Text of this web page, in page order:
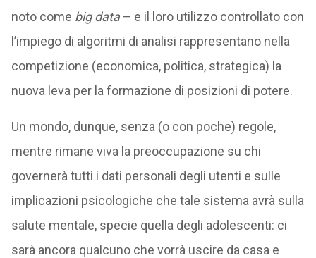
noto come big data– e il loro utilizzo controllato con
l’impiego di algoritmi di analisi rappresentano nella
competizione (economica, politica, strategica) la
nuova leva per la formazione di posizioni di potere.
Un mondo, dunque, senza (o con poche) regole,
mentre rimane viva la preoccupazione su chi
governerà tutti i dati personali degli utenti e sulle
implicazioni psicologiche che tale sistema avrà sulla
salute mentale, specie quella degli adolescenti: ci
sarà ancora qualcuno che vorrà uscire da casa e